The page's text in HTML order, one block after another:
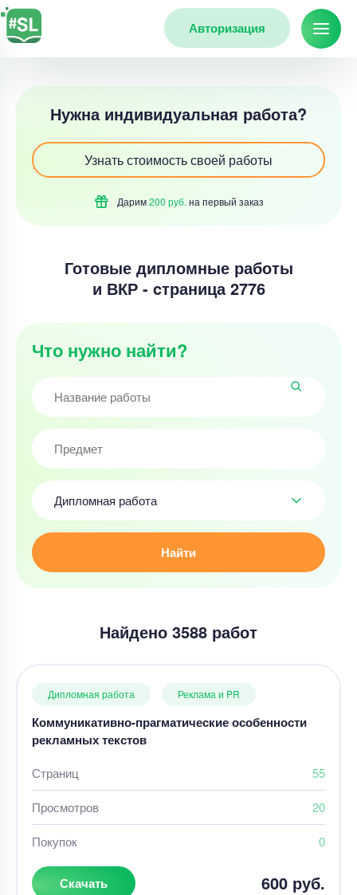
Авторизация
Нужна индивидуальная работа?
Узнать стоимость своей работы
Дарим200 руб. на первый заказ
Готовые дипломные работы
и ВКР - cтраница 2776
Что нужно найти?
Дипломная работа
Найти
Найдено 3588 работ
Дипломная работа Реклама и PR
Коммуникативно-прагматические особенности
рекламных текстов
Страниц 55
Просмотров 20
Покупок 0
Скачать 600 руб.